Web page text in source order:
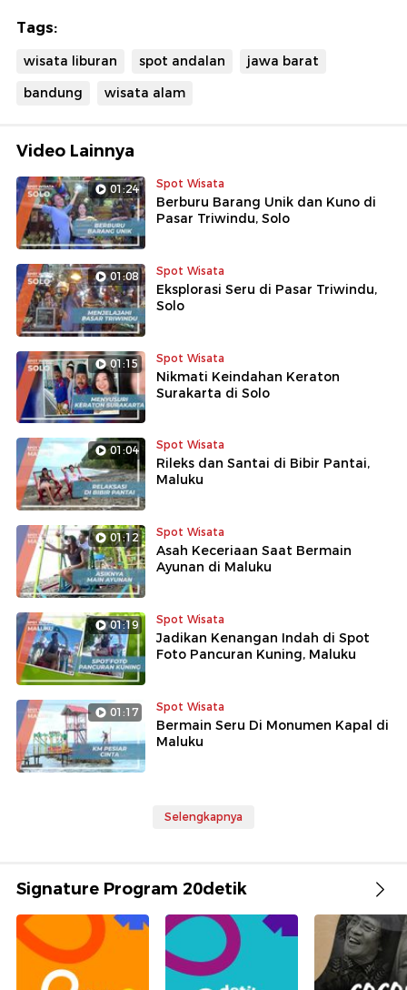
Tags:
wisata liburan spot andalan
jawa barat
bandung
wisata alam
Video Lainnya
01:24 Spot Wisata
Berburu Barang Unik dan Kuno di
Pasar Triwindu, Solo
01:08 Spot Wisata
Eksplorasi Seru di Pasar Triwindu,
Solo
01:15 Spot Wisata
Nikmati Keindahan Keraton
Surakarta di Solo
01:04 Spot Wisata
Rileks dan Santai di Bibir Pantai,
Maluku
01:12 Spot Wisata
Asah Keceriaan Saat Bermain
Ayunan di Maluku
01:19 Spot Wisata
Jadikan Kenangan Indah di Spot
Foto Pancuran Kuning, Maluku
01:17 Spot Wisata
Bermain Seru Di Monumen Kapal di
Maluku
Selengkapnya
Signature Program 20detik